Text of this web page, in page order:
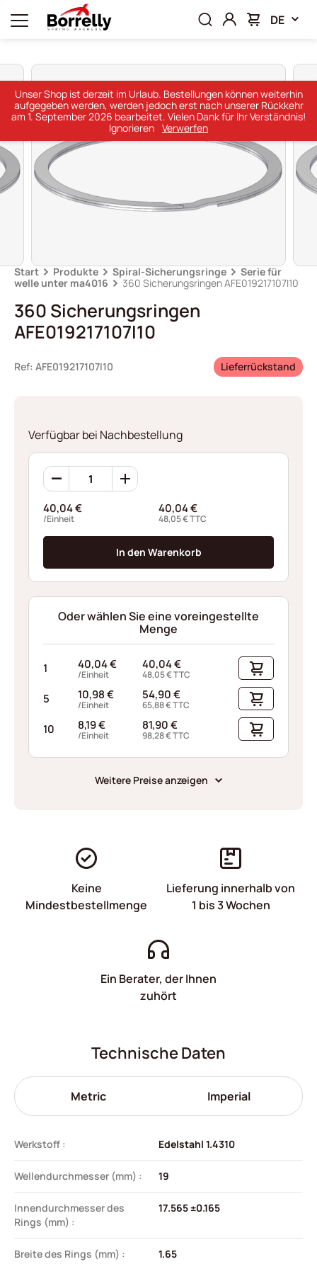
DE
Start Produkte Spiral-Sicherungsringe
Serie für
welle unter ma4016
360 Sicherungsringen AFE019217107I10
360 Sicherungsringen
AFE019217107I10
Ref: AFE019217107I10 Lieferrückstand
Verfügbar bei Nachbestellung
360
Sicherungsringen
Menge
40,04€
/Einheit
40,04€
48,05€TTC
In den Warenkorb
Oder wählen Sie eine voreingestellte
Menge
1 40,04€
/Einheit
40,04€
48,05€TTC
5 10,98€
/Einheit
54,90€
65,88€TTC
10 8,19€
/Einheit
81,90€
98,28€TTC
Weitere Preise anzeigen
Keine
Mindestbestellmenge
Lieferung innerhalb von
1 bis 3 Wochen
Ein Berater, der Ihnen
zuhört
Technische Daten
Metric Imperial
Werkstoff : Edelstahl 1.4310
Wellendurchmesser (mm) : 19
Innendurchmesser des
Rings (mm) :
17.565 ±0.165
Breite des Rings (mm) : 1.65
Unser Shop ist derzeit im Urlaub. Bestellungen können weiterhin
aufgegeben werden, werden jedoch erst nach unserer Rückkehr
am 1. September 2026 bearbeitet. Vielen Dank für Ihr Verständnis!
Ignorieren Verwerfen